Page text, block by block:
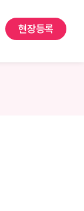
현장등록